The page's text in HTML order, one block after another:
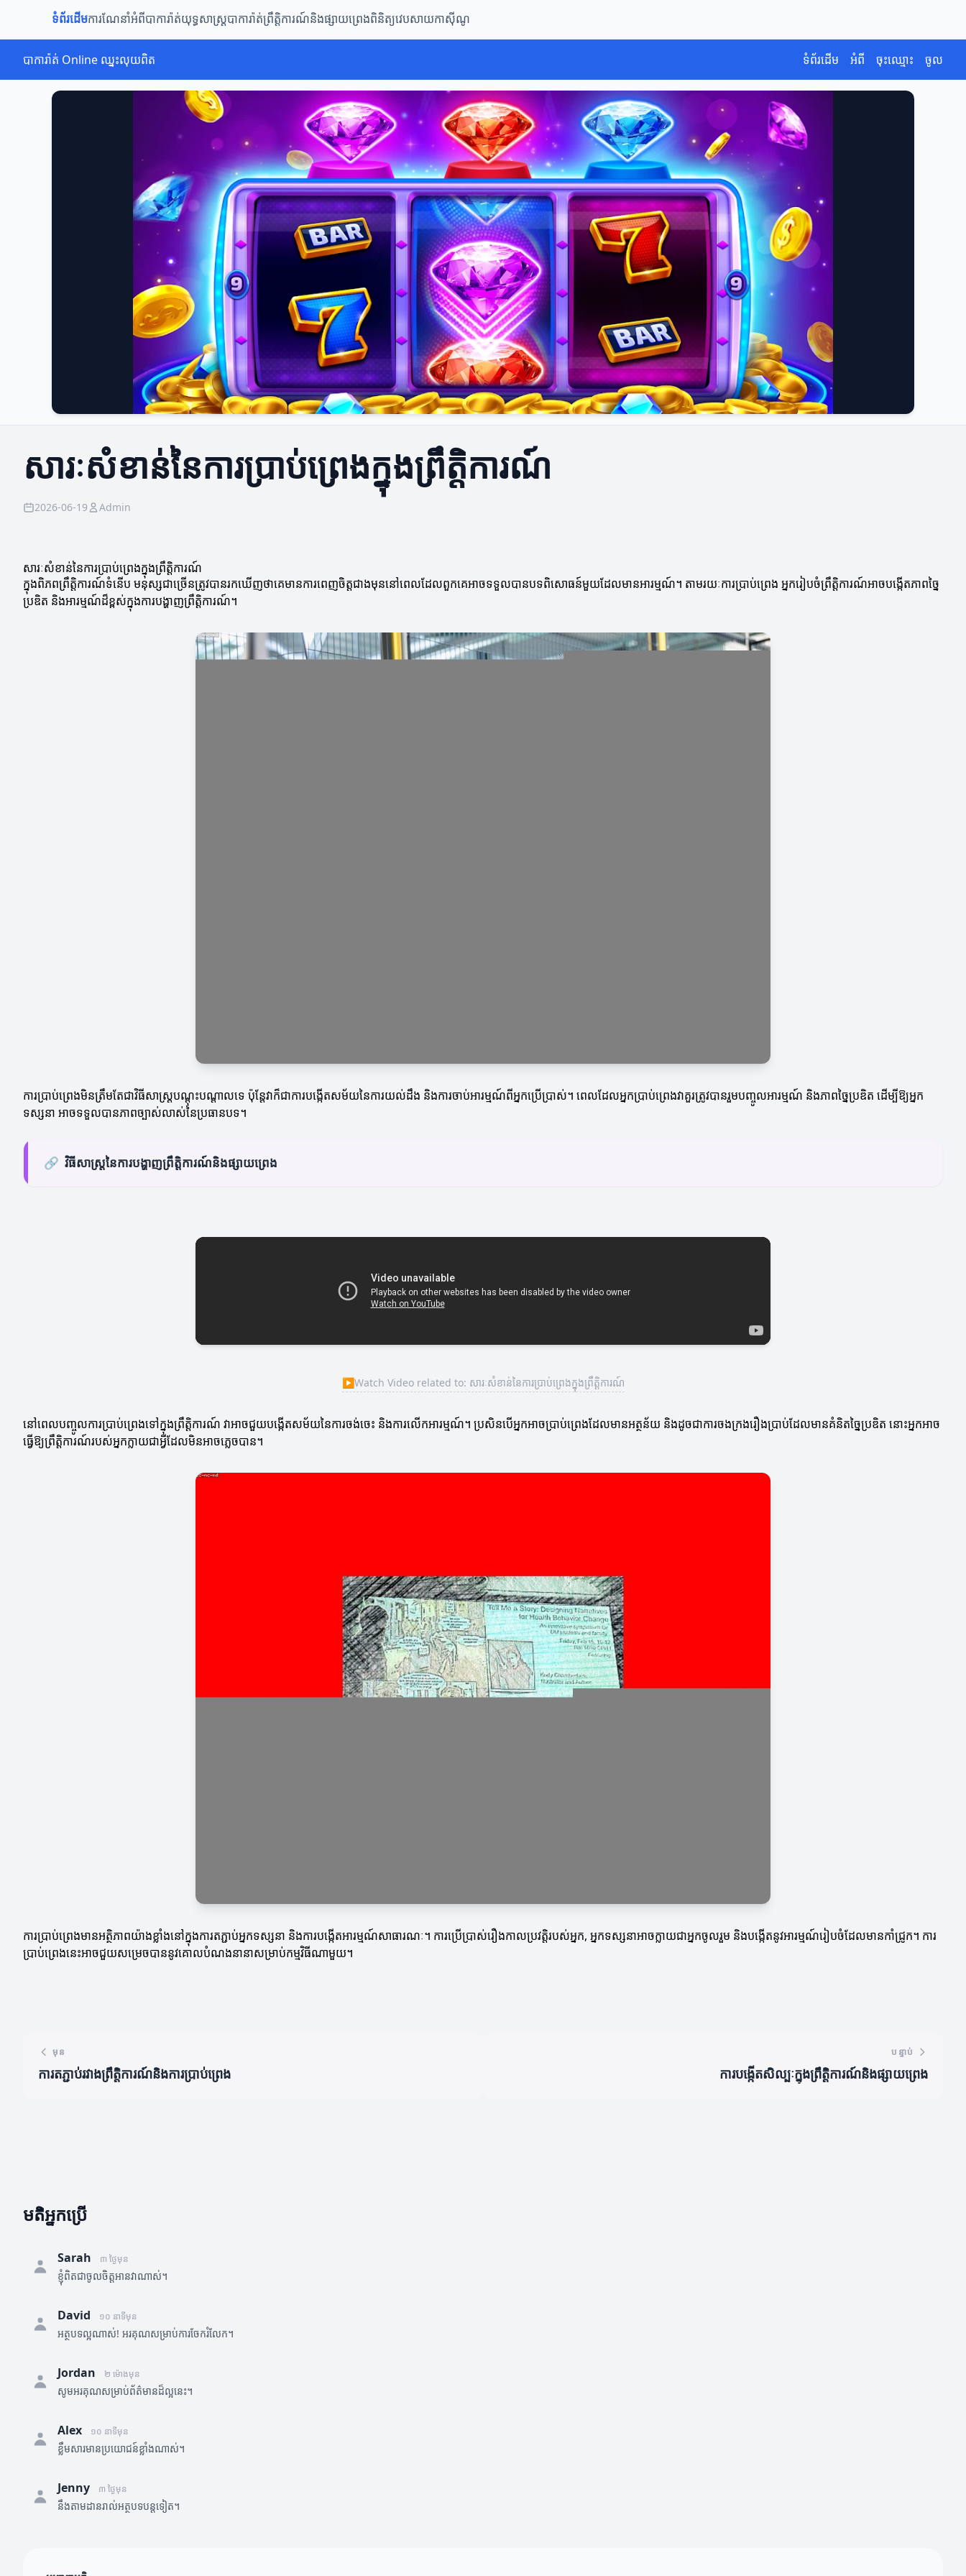
ទំព័រដើមការណែនាំអំពីបាការ៉ាត់យុទ្ធសាស្ត្របាការ៉ាត់ព្រឹត្តិការណ៍និងផ្សាយព្រេងពិនិត្យវេបសាយកាស៊ីណូ
បាការ៉ាត់ Online ឈ្នះលុយពិត ទំព័រដើម អំពី ចុះឈ្មោះ ចូល
សារៈសំខាន់នៃការប្រាប់ព្រេងក្នុងព្រឹត្តិការណ៍
2026-06-19 Admin
សារៈសំខាន់នៃការប្រាប់ព្រេងក្នុងព្រឹត្តិការណ៍
ក្នុងពិភពព្រឹត្តិការណ៍ទំនើប មនុស្សជាច្រើនត្រូវបានរកឃើញថាគេមានការពេញចិត្តជាងមុននៅពេលដែលពួកគេអាចទទួលបានបទពិសោធន៍មួយដែលមានអារម្មណ៍។ តាមរយៈការប្រាប់ព្រេង អ្នករៀបចំព្រឹត្តិការណ៍អាចបង្កើតភាពច្នៃ
ប្រឌិត និងអារម្មណ៍ដ៏ខ្ពស់ក្នុងការបង្ហាញព្រឹត្តិការណ៍។
ការប្រាប់ព្រេងមិនត្រឹមតែជាវិធីសាស្ត្របណ្តុះបណ្ដាលទេ ប៉ុន្តែវាក៏ជាការបង្កើតសម័យនៃការយល់ដឹង និងការចាប់អារម្មណ៍ពីអ្នកប្រើប្រាស់។ ពេលដែលអ្នកប្រាប់ព្រេងវាគួរត្រូវបានរួមបញ្ចូលអារម្មណ៍ និងភាពច្នៃប្រឌិត ដើម្បីឱ្យអ្នក
ទស្សនា អាចទទួលបានភាពច្បាស់លាស់នៃប្រធានបទ។
🔗 វិធីសាស្ត្រនៃការបង្ហាញព្រឹត្តិការណ៍និងផ្សាយព្រេង
▶Watch Video related to: សារៈសំខាន់នៃការប្រាប់ព្រេងក្នុងព្រឹត្តិការណ៍
នៅពេលបញ្ចូលការប្រាប់ព្រេងទៅក្នុងព្រឹត្តិការណ៍ វាអាចជួយបង្កើតសម័យនៃការចង់ចេះ និងការលើកអារម្មណ៍។ ប្រសិនបើអ្នកអាចប្រាប់ព្រេងដែលមានអត្ថន័យ និងដូចជាការចងក្រងរឿងប្រាប់ដែលមានគំនិតច្នៃប្រឌិត នោះអ្នកអាច
ធ្វើឱ្យព្រឹត្តិការណ៍របស់អ្នកក្លាយជាអ្វីដែលមិនអាចភ្លេចបាន។
ការប្រាប់ព្រេងមានអត្ថិភាពយ៉ាងខ្លាំងនៅក្នុងការតភ្ជាប់អ្នកទស្សនា និងការបង្កើតអារម្មណ៍សាធារណៈ។ ការប្រើប្រាស់រឿងកាលប្រវត្តិរបស់អ្នក, អ្នកទស្សនាអាចក្លាយជាអ្នកចូលរួម និងបង្កើតនូវអារម្មណ៍រៀបចំដែលមានកាំជ្រូក។ ការ
ប្រាប់ព្រេងនេះអាចជួយសម្រេចបាននូវគោលបំណងនានាសម្រាប់កម្មវិធីណាមួយ។
មុន
ការតភ្ជាប់រវាងព្រឹត្តិការណ៍និងការប្រាប់ព្រេង
បន្ទាប់
ការបង្កើតសិល្បៈក្នុងព្រឹត្តិការណ៍និងផ្សាយព្រេង
មតិអ្នកប្រើ
Sarah ៣ ថ្ងៃមុន
ខ្ញុំពិតជាចូលចិត្តអានវាណាស់។
David ១០ នាទីមុន
អត្ថបទល្អណាស់! អរគុណសម្រាប់ការចែករំលែក។
Jordan ២ ម៉ោងមុន
សូមអរគុណសម្រាប់ព័ត៌មានដ៏ល្អនេះ។
Alex ១០ នាទីមុន
ខ្លឹមសារមានប្រយោជន៍ខ្លាំងណាស់។
Jenny ៣ ថ្ងៃមុន
នឹងតាមដានរាល់អត្ថបទបន្តទៀត។